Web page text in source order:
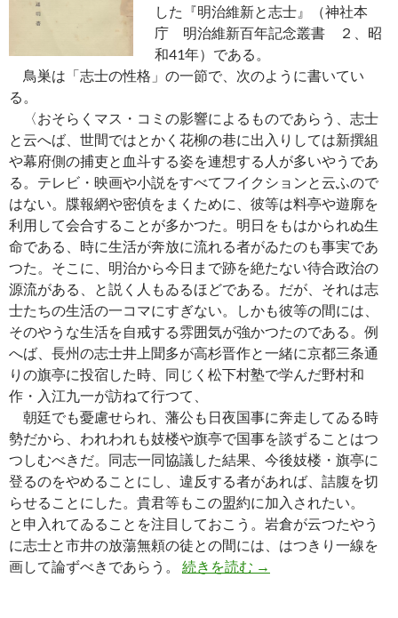
した『明治維新と志士』（神社本
庁 明治維新百年記念叢書 ２、昭
和41年）である。
鳥巣は「志士の性格」の一節で、次のように書いてい
る。
〈おそらくマス・コミの影響によるものであらう、志士
と云へば、世間ではとかく花柳の巷に出入りしては新撰組
や幕府側の捕吏と血斗する姿を連想する人が多いやうであ
る。テレビ・映画や小説をすべてフイクションと云ふので
はない。牒報網や密偵をまくために、彼等は料亭や遊廓を
利用して会合することが多かつた。明日をもはかられぬ生
命である、時に生活が奔放に流れる者がゐたのも事実であ
つた。そこに、明治から今日まで跡を絶たない待合政治の
源流がある、と説く人もゐるほどである。だが、それは志
士たちの生活の一コマにすぎない。しかも彼等の間には、
そのやうな生活を自戒する雰囲気が強かつたのである。例
へば、長州の志士井上聞多が高杉晋作と一緒に京都三条通
りの旗亭に投宿した時、同じく松下村塾で学んだ野村和
作・入江九一が訪ねて行つて、
朝廷でも憂慮せられ、藩公も日夜国事に奔走してゐる時
勢だから、われわれも妓楼や旗亭で国事を談ずることはつ
つしむべきだ。同志一同協議した結果、今後妓楼・旗亭に
登るのをやめることにし、違反する者があれば、詰腹を切
らせることにした。貴君等もこの盟約に加入されたい。
と申入れてゐることを注目しておこう。岩倉が云つたやう
に志士と市井の放蕩無頼の徒との間には、はつきり一線を
画して論ずべきであらう。 続きを読む 幕末志士の学問─鳥
→